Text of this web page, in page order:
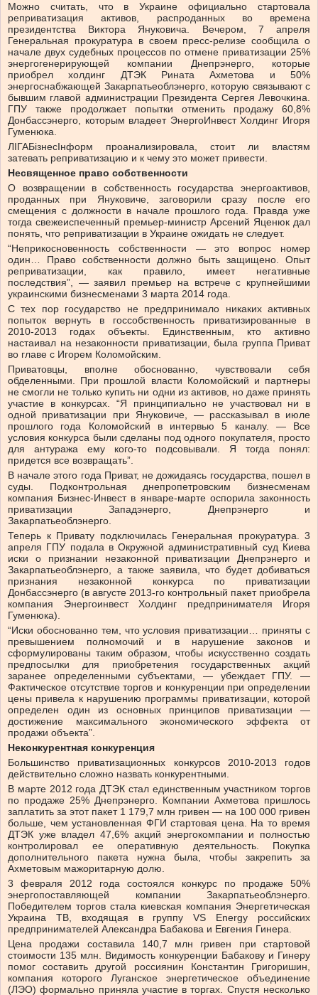
Можно считать, что в Украине официально стартовала
реприватизация активов, распроданных во времена
президентства Виктора Януковича. Вечером, 7 апреля
Генеральная прокуратура в своем пресс-релизе сообщила о
начале двух судебных процессов по отмене приватизации 25%
энергогенерирующей компании Днепрэнерго, которые
приобрел холдинг ДТЭК Рината Ахметова и 50%
энергоснабжающей Закарпатьеоблэнерго, которую связывают с
бывшим главой администрации Президента Сергея Левочкина.
ГПУ также продолжает попытки отменить продажу 60,8%
Донбассэнерго, которым владеет ЭнергоИнвест Холдинг Игоря
Гуменюка.
ЛІГАБізнесІнформ проанализировала, стоит ли властям
затевать реприватизацию и к чему это может привести.
Несвященное право собственности
О возвращении в собственность государства энергоактивов,
проданных при Януковиче, заговорили сразу после его
смещения с должности в начале прошлого года. Правда уже
тогда свежеиспеченный премьер-министр Арсений Яценюк дал
понять, что реприватизации в Украине ожидать не следует.
“Неприкосновенность собственности — это вопрос номер
один… Право собственности должно быть защищено. Опыт
реприватизации, как правило, имеет негативные
последствия”, — заявил премьер на встрече с крупнейшими
украинскими бизнесменами 3 марта 2014 года.
С тех пор государство не предпринимало никаких активных
попыток вернуть в госсобственность приватизированные в
2010-2013 годах объекты. Единственным, кто активно
настаивал на незаконности приватизации, была группа Приват
во главе с Игорем Коломойским.
Приватовцы, вполне обоснованно, чувствовали себя
обделенными. При прошлой власти Коломойский и партнеры
не смогли не только купить ни одни из активов, но даже принять
участие в конкурсах. “Я принципиально не участвовал ни в
одной приватизации при Януковиче, — рассказывал в июле
прошлого года Коломойский в интервью 5 каналу. — Все
условия конкурса были сделаны под одного покупателя, просто
для антуража ему кого-то подсовывали. Я тогда понял:
придется все возвращать”.
В начале этого года Приват, не дожидаясь государства, пошел в
суды. Подконтрольная днепропетровским бизнесменам
компания Бизнес-Инвест в январе-марте оспорила законность
приватизации Западэнерго, Днепрэнерго и
Закарпатьеоблэнерго.
Теперь к Привату подключилась Генеральная прокуратура. 3
апреля ГПУ подала в Окружной административный суд Киева
иски о признании незаконной приватизации Днепрэнерго и
Закарпатьеоблэнерго, а также заявила, что будет добиваться
признания незаконной конкурса по приватизации
Донбассэнерго (в августе 2013-го контрольный пакет приобрела
компания Энергоинвест Холдинг предпринимателя Игоря
Гуменюка).
“Иски обоснованно тем, что условия приватизации… приняты с
превышением полномочий и в нарушение законов и
сформулированы таким образом, чтобы искусственно создать
предпосылки для приобретения государственных акций
заранее определенными субъектами, — убеждает ГПУ. —
Фактическое отсутствие торгов и конкуренции при определении
цены привела к нарушению программы приватизации, которой
определен один из основных принципов приватизации —
достижение максимального экономического эффекта от
продажи объекта”.
Неконкурентная конкуренция
Большинство приватизационных конкурсов 2010-2013 годов
действительно сложно назвать конкурентными.
В марте 2012 года ДТЭК стал единственным участником торгов
по продаже 25% Днепрэнерго. Компании Ахметова пришлось
заплатить за этот пакет 1 179,7 млн гривен — на 100 000 гривен
больше, чем установленная ФГИ стартовая цена. На то время
ДТЭК уже владел 47,6% акций энергокомпании и полностью
контролировал ее оперативную деятельность. Покупка
дополнительного пакета нужна была, чтобы закрепить за
Ахметовым мажоритарную долю.
3 февраля 2012 года состоялся конкурс по продаже 50%
энергопоставляющей компании Закарпатьеоблэнерго.
Победителем торгов стала киевская компания Энергетическая
Украина ТВ, входящая в группу VS Energy российских
предпринимателей Александра Бабакова и Евгения Гинера.
Цена продажи составила 140,7 млн гривен при стартовой
стоимости 135 млн. Видимость конкуренции Бабакову и Гинеру
помог составить другой россиянин Константин Григоришин,
компания которого Луганское энергетическое объединение
(ЛЭО) формально приняла участие в торгах. Спустя несколько